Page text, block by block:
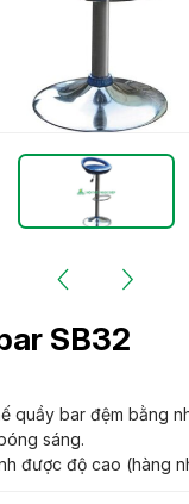
SB32
quầy bar đệm bằng
sáng.
được độ cao (hàng